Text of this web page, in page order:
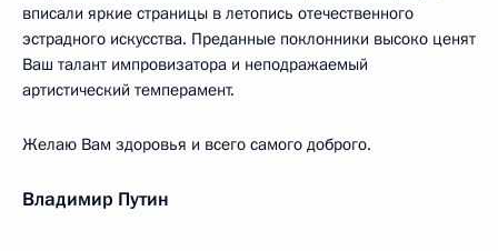
вписали яркие страницы в летопись отечественного
эстрадного искусства. Преданные поклонники высоко ценят
Ваш талант импровизатора и неподражаемый
артистический темперамент.
Желаю Вам здоровья и всего самого доброго.
Владимир Путин